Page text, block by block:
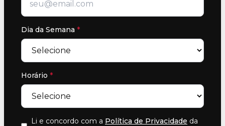
Dia da Semana *
Horário *
Li e concordo com a Política de Privacidade da